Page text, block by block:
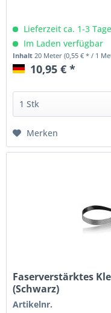
Lieferzeit ca. 1-3 Tage
Im Laden verfügbar
Inhalt 20 Meter(0,55 € * / 1
10,95 € *
Merken
Faserverstärktes
(Schwarz)
Artikelnr.